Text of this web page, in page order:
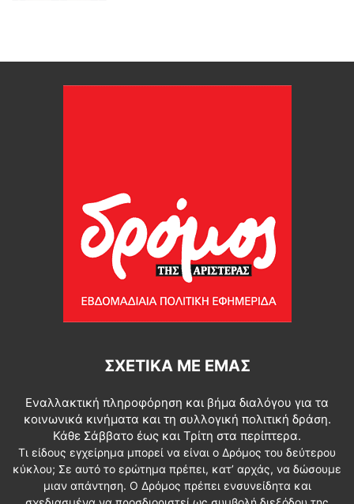
ΣΧΕΤΙΚΆ ΜΕ ΕΜΆΣ
Εναλλακτική πληροφόρηση και βήμα διαλόγου για τα
κοινωνικά κινήματα και τη συλλογική πολιτική δράση.
Κάθε Σάββατο έως και Τρίτη στα περίπτερα.
Τι είδους εγχείρημα μπορεί να είναι ο Δρόμος του δεύτερου
κύκλου; Σε αυτό το ερώτημα πρέπει, κατ’ αρχάς, να δώσουμε
μιαν απάντηση. Ο Δρόμος πρέπει ενσυνείδητα και